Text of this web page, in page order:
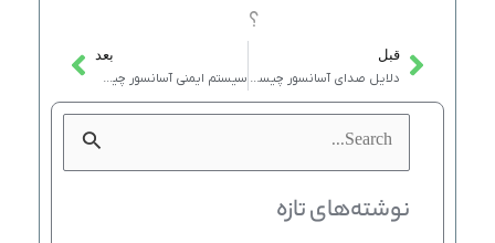
؟
Prev
قبل
دلایل صدای آسانسور چیست؟ و راهکارهای شرکت آسانسور رازی!
بعد
سیستم ایمنی آسانسور چیست و اصلی ترین اجزای این سیستم؟ Next
جستجو
برای:
نوشته‌های تازه